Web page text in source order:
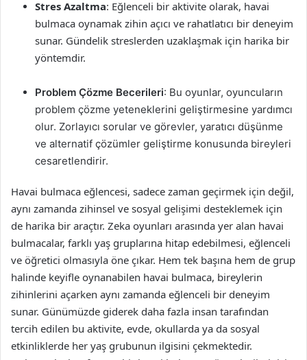
Stres Azaltma: Eğlenceli bir aktivite olarak, havai
bulmaca oynamak zihin açıcı ve rahatlatıcı bir deneyim
sunar. Gündelik streslerden uzaklaşmak için harika bir
yöntemdir.
Problem Çözme Becerileri: Bu oyunlar, oyuncuların
problem çözme yeteneklerini geliştirmesine yardımcı
olur. Zorlayıcı sorular ve görevler, yaratıcı düşünme
ve alternatif çözümler geliştirme konusunda bireyleri
cesaretlendirir.
Havai bulmaca eğlencesi, sadece zaman geçirmek için değil,
aynı zamanda zihinsel ve sosyal gelişimi desteklemek için
de harika bir araçtır. Zeka oyunları arasında yer alan havai
bulmacalar, farklı yaş gruplarına hitap edebilmesi, eğlenceli
ve öğretici olmasıyla öne çıkar. Hem tek başına hem de grup
halinde keyifle oynanabilen havai bulmaca, bireylerin
zihinlerini açarken aynı zamanda eğlenceli bir deneyim
sunar. Günümüzde giderek daha fazla insan tarafından
tercih edilen bu aktivite, evde, okullarda ya da sosyal
etkinliklerde her yaş grubunun ilgisini çekmektedir.